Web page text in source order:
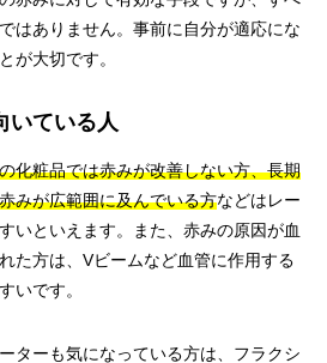
はありません。事前に自分が適応にな
が大切です。
いている人
化粧品では赤みが改善しない方、長期
みが広範囲に及んでいる方などはレー
いといえます。また、赤みの原因が血
た方は、Vビームなど血管に作用する
いです。
ターも気になっている方は、フラクシ